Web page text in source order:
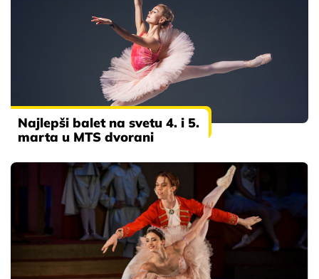
Najlepši balet na svetu 4. i 5.
marta u MTS dvorani